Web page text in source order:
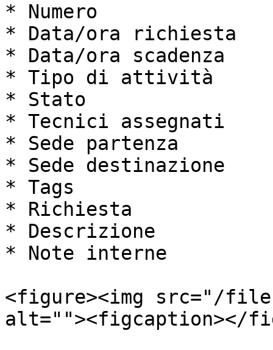
* Numero
* Data/ora richiesta
* Data/ora scadenza
* Tipo di attività
* Stato
* Tecnici assegnati
* Sede partenza
* Sede destinazione
* Tags
* Richiesta
* Descrizione
* Note interne
<figure><img src="/files/
alt=""><figcaption></